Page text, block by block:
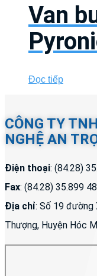
Van
Đọc tiếp
CÔNG TY
NGHỆ AN
Điện thoại: (84.28)
Fax: (84.28) 35.899
Địa chỉ: Số 19 đường
Thượng, Huyện Hóc